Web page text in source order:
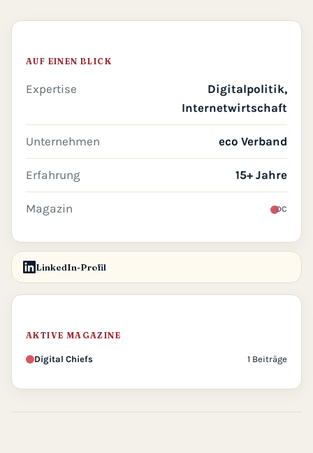
AUF EINEN BLICK
Expertise
Digitalpolitik,
Internetwirtschaft
Unternehmen eco Verband
Erfahrung 15+ Jahre
Magazin DC
LinkedIn-Profil
AKTIVE MAGAZINE
Digital Chiefs 1 Beiträge